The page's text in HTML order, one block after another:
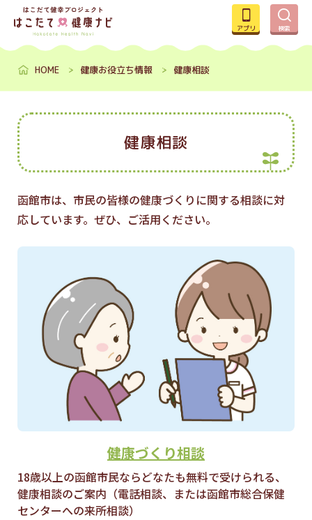
アプリ 検索
HOME 健康お役立ち情報 健康相談
健康相談
函館市は、市民の皆様の健康づくりに関する相談に対
応しています。ぜひ、ご活用ください。
健康づくり相談
18歳以上の函館市民ならどなたも無料で受けられる、
健康相談のご案内（電話相談、または函館市総合保健
センターへの来所相談）